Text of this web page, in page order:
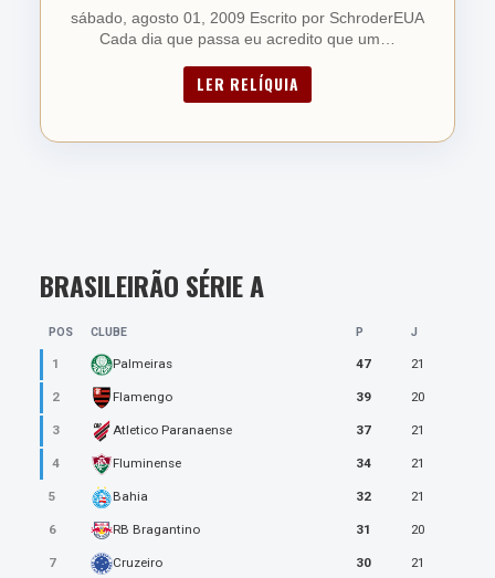
sábado, agosto 01, 2009 Escrito por SchroderEUA
Cada dia que passa eu acredito que um…
LER RELÍQUIA
BRASILEIRÃO SÉRIE A
POS CLUBE P J
1 Palmeiras 47 21
2 Flamengo 39 20
3 Atletico Paranaense 37 21
4 Fluminense 34 21
5 Bahia 32 21
6 RB Bragantino 31 20
7 Cruzeiro 30 21